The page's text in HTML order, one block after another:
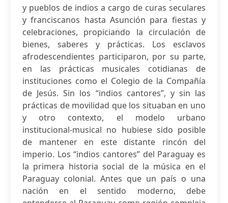
y pueblos de indios a cargo de curas seculares
y franciscanos hasta Asunción para fiestas y
celebraciones, propiciando la circulación de
bienes, saberes y prácticas. Los esclavos
afrodescendientes participaron, por su parte,
en las prácticas musicales cotidianas de
instituciones como el Colegio de la Compañía
de Jesús. Sin los “indios cantores”, y sin las
prácticas de movilidad que los situaban en uno
y otro contexto, el modelo urbano
institucional-musical no hubiese sido posible
de mantener en este distante rincón del
imperio. Los “indios cantores” del Paraguay es
la primera historia social de la música en el
Paraguay colonial. Antes que un país o una
nación en el sentido moderno, debe